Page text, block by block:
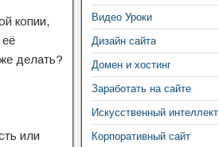
копии,
делать?
или
Видео Уроки
Дизайн сайта
Домен и хостинг
Заработать на сайте
Искусственный интеллект
Корпоративный сайт